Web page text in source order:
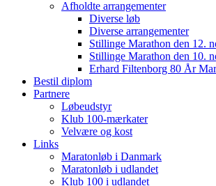
Afholdte arrangementer
Diverse løb
Diverse arrangementer
Stillinge Marathon den 12.
Stillinge Marathon den 10.
Erhard Filtenborg 80 År
Bestil diplom
Partnere
Løbeudstyr
Klub 100-mærkater
Velvære og kost
Links
Maratonløb i Danmark
Maratonløb i udlandet
Klub 100 i udlandet